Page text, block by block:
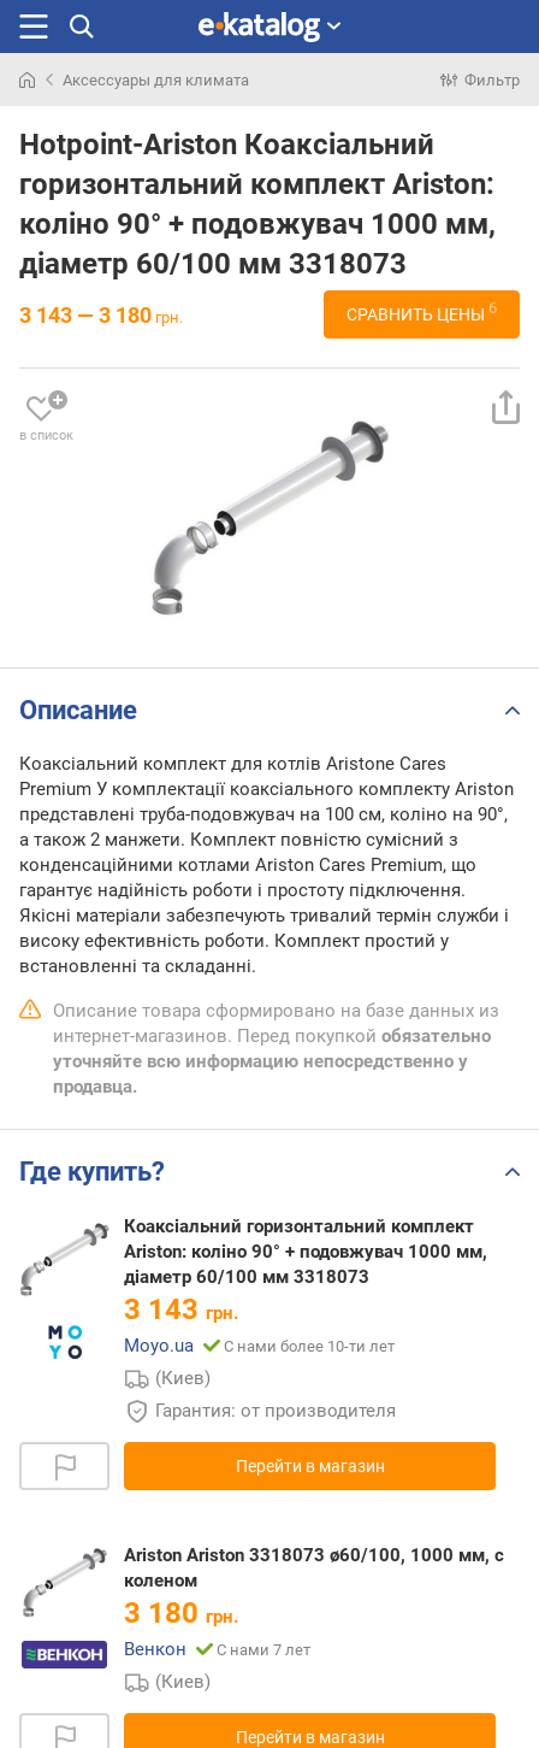
раньше
Аксессуары для климата Фильтр
Hotpoint-Ariston Коаксіальний
горизонтальний комплект Ariston:
коліно 90° + подовжувач 1000 мм,
діаметр 60/100 мм 3318073
3 143 — 3 180 грн. СРАВНИТЬ ЦЕНЫ 6
в список
Описание
Коаксіальний комплект для котлів Aristone Cares
Premium У комплектації коаксіального комплекту Ariston
представлені труба-подовжувач на 100 см, коліно на 90°,
а також 2 манжети. Комплект повністю сумісний з
конденсаційними котлами Ariston Cares Premium, що
гарантує надійність роботи і простоту підключення.
Якісні матеріали забезпечують тривалий термін служби і
високу ефективність роботи. Комплект простий у
встановленні та складанні.
Описание товара сформировано на базе данных из
интернет-магазинов. Перед покупкой обязательно
уточняйте всю информацию непосредственно у
продавца.
Где купить?
Коаксіальний горизонтальний комплект
Ariston: коліно 90° + подовжувач 1000 мм,
діаметр 60/100 мм 3318073
3 143 грн.
Moyo.ua
С нами более 10-ти лет
(Киев)
Гарантия: от производителя
Перейти в магазин
Ariston Ariston 3318073 ø60/100, 1000 мм, с
коленом
3 180 грн.
Венкон
С нами 7 лет
(Киев)
Перейти в магазин